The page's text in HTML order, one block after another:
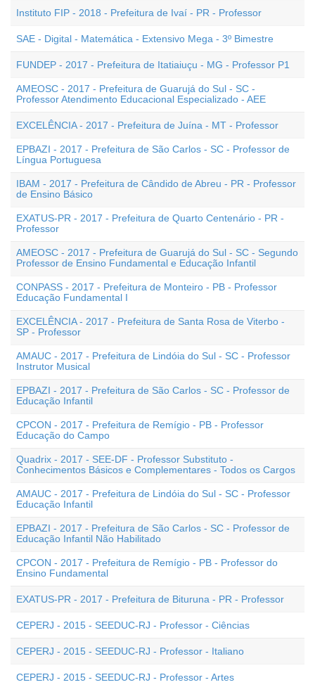
Instituto FIP - 2018 - Prefeitura de Ivaí - PR - Professor
SAE - Digital - Matemática - Extensivo Mega - 3º Bimestre
FUNDEP - 2017 - Prefeitura de Itatiaiuçu - MG - Professor P1
AMEOSC - 2017 - Prefeitura de Guarujá do Sul - SC -
Professor Atendimento Educacional Especializado - AEE
EXCELÊNCIA - 2017 - Prefeitura de Juína - MT - Professor
EPBAZI - 2017 - Prefeitura de São Carlos - SC - Professor de
Língua Portuguesa
IBAM - 2017 - Prefeitura de Cândido de Abreu - PR - Professor
de Ensino Básico
EXATUS-PR - 2017 - Prefeitura de Quarto Centenário - PR -
Professor
AMEOSC - 2017 - Prefeitura de Guarujá do Sul - SC - Segundo
Professor de Ensino Fundamental e Educação Infantil
CONPASS - 2017 - Prefeitura de Monteiro - PB - Professor
Educação Fundamental I
EXCELÊNCIA - 2017 - Prefeitura de Santa Rosa de Viterbo -
SP - Professor
AMAUC - 2017 - Prefeitura de Lindóia do Sul - SC - Professor
Instrutor Musical
EPBAZI - 2017 - Prefeitura de São Carlos - SC - Professor de
Educação Infantil
CPCON - 2017 - Prefeitura de Remígio - PB - Professor
Educação do Campo
Quadrix - 2017 - SEE-DF - Professor Substituto -
Conhecimentos Básicos e Complementares - Todos os Cargos
AMAUC - 2017 - Prefeitura de Lindóia do Sul - SC - Professor
Educação Infantil
EPBAZI - 2017 - Prefeitura de São Carlos - SC - Professor de
Educação Infantil Não Habilitado
CPCON - 2017 - Prefeitura de Remígio - PB - Professor do
Ensino Fundamental
EXATUS-PR - 2017 - Prefeitura de Bituruna - PR - Professor
CEPERJ - 2015 - SEEDUC-RJ - Professor - Ciências
CEPERJ - 2015 - SEEDUC-RJ - Professor - Italiano
CEPERJ - 2015 - SEEDUC-RJ - Professor - Artes